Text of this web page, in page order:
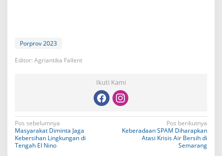
Porprov 2023
Editor: Agriantika Fallent
Ikuti Kami
N
a
Pos sebelumnya
Masyarakat Diminta Jaga
Kebersihan Lingkungan di
Tengah El Nino
Pos berikutnya
Keberadaan SPAM Diharapkan
Atasi Krisis Air Bersih di
Semarang